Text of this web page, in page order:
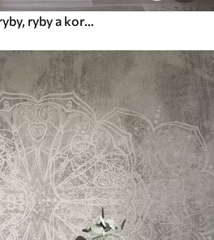
Morský vesmír, veľké veľryby, ryby a korytnačky